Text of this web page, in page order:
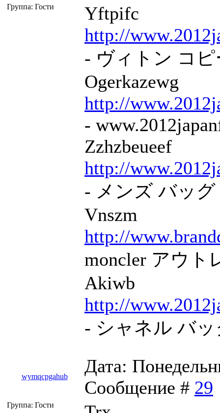
Группа: Гости
Yftpifc
http://
- ヴィトン コピ
Ogerkazewg
http://
-
Zzhzbeueef
http://
- メンズ バッ
Vnszm
http://
moncler アウト
Akiwb
http://
- シャネル バッ
wymqcpgahub
Дата:
Сообщение # 29
Группа: Гости